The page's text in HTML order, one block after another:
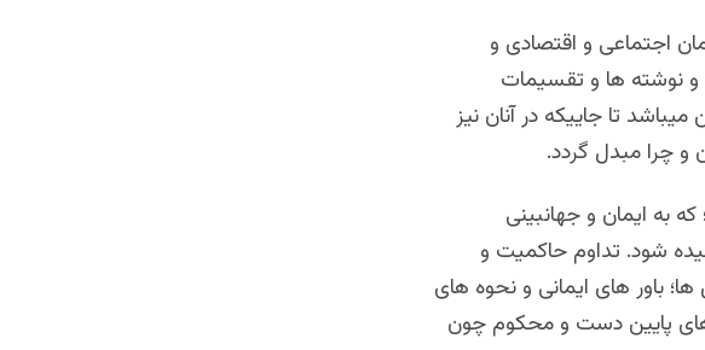
اجتماعی و اقتصادی و
و نوشته ها و تقسیمات
تا جاییکه در آنان نیز
و چرا مبدل گردد.
به ایمان و جهانبینی
شود. تداوم حاکمیت و
باور های ایمانی و نحوه های
های پایین دست و محکوم چون